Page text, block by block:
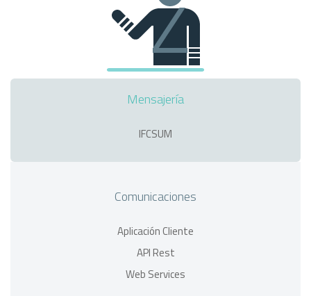
Mensajería
IFCSUM
Comunicaciones
Aplicación Cliente
API Rest
Web Services